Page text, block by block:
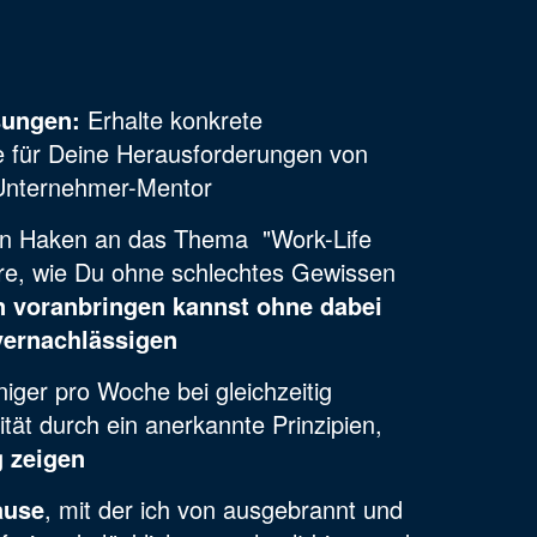
Erhalte konkrete
Deine Herausforderungen von
Mentor
Haken an das Thema "Work-Life
wie Du ohne schlechtes Gewissen
voranbringen kannst ohne dabei
pro Woche bei gleichzeitig
durch ein anerkannte Prinzipien,
, mit der ich von ausgebrannt und